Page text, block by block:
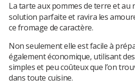
La tarte aux pommes de terre et au
solution parfaite et ravira les
ce fromage de caractère.
Non seulement elle est facile à
également économique, utilisant
simples et peu coûteux que l’on
dans toute cuisine.